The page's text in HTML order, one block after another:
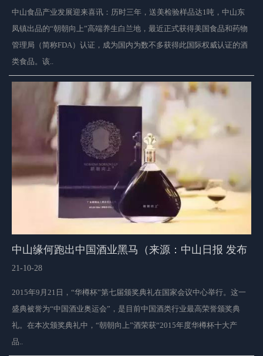
中山食品产业发展迎来喜讯：历时三年，送美检验样品达1吨，中山东
凤镇出品的“朝朝向上”高端养生白兰地，最近正式获得美国食品和药物
管理局（简称FDA）认证，成为国内为数不多获得此国际权威认证的酒
类食品。该..
中山缘何跑出中国酒业黑马（来源：中山日报 发布
日期：2015年10月27日）
21-10-28
2015年9月21日，“华樽杯”第七届颁奖典礼在国家会议中心举行。这一
盛典被誉为“中国酒业奥运会”，是目前中国酒类行业最高荣誉颁奖典
礼。在本次颁奖典礼中，“朝朝向上”酒荣获“2015年度华樽杯十大产
品..